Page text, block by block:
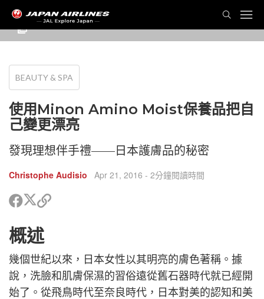
BEAUTY & SPA
使用Minon Amino Moist保養品把自
己變更漂亮
發現理想伴手禮——日本護膚品的秘密
Christophe Audisio Apr 21, 2016 - 2分鐘閱讀時間
分
Facebook
分
享
Twitter
複
分
享
概述
幾個世紀以來，日本女性以其明亮的膚色著稱。據
說，洗臉和肌膚保濕的習俗遠從舊石器時代就已經開
始了。從飛鳥時代至奈良時代，日本對美的認知和美